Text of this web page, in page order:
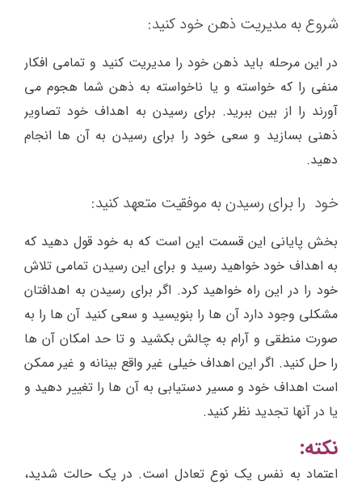
شروع به مدیریت ذهن خود کنید:
در این مرحله باید ذهن خود را مدیریت کنید و تمامی افکار
منفی را که خواسته و یا ناخواسته به ذهن شما هجوم می
آورند را از بین ببرید. برای رسیدن به اهداف خود تصاویر
ذهنی بسازید و سعی خود را برای رسیدن به آن ها انجام
دهید.
خود را برای رسیدن به موفقیت متعهد کنید:
بخش پایانی این قسمت این است که به خود قول دهید که
به اهداف خود خواهید رسید و برای این رسیدن تمامی تلاش
خود را در این راه خواهید کرد. اگر برای رسیدن به اهدافتان
مشکلی وجود دارد آن ها را بنویسید و سعی کنید آن ها را به
صورت منطقی و آرام به چالش بکشید و تا حد امکان آن ها
را حل کنید. اگر این اهداف خیلی غیر واقع بینانه و غیر ممکن
است اهداف خود و مسیر دستیابی به آن ها را تغییر دهید و
یا در آنها تجدید نظر کنید.
نکته:
اعتماد به نفس یک نوع تعادل است. در یک حالت شدید،